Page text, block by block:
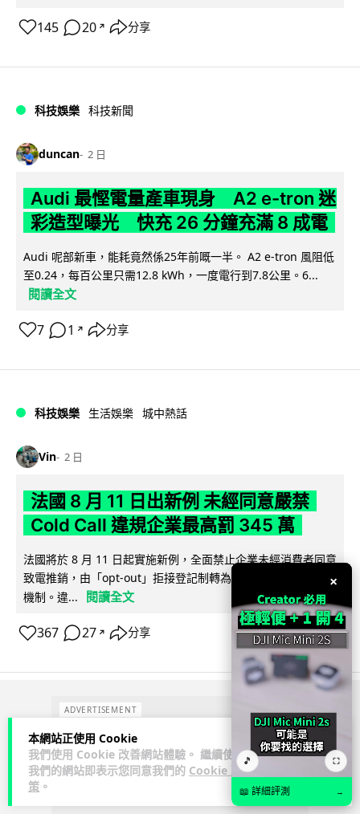
本網站正使用 Cookie
我們使用 Cookie 改善網站體驗。 繼續使用
我們的網站即表示您同意我們的 Cookie 政
策 。
145 20 ↗ 分享
科技娛樂 科技新聞
duncan 2 日
Audi 最慳電量產車現身 A2 e-tron 迷
彩造型曝光 快充 26 分鐘充滿 8 成電
Audi 呢部新車，能耗竟然係25年前嘅一半。 A2 e-tron 風阻低
至0.24，每百公里只需12.8 kWh，一度電行到7.8公里。6...
閱讀全文
7 1 ↗ 分享
科技娛樂 生活娛樂 城中熱話
Vin 2 日
法國 8 月 11 日出新例 未經同意嚴禁
Cold Call 違規企業最高罰 345 萬
法國將於 8 月 11 日起實施新例，全面禁止企業未經消費者同意
致電推銷，由「opt-out」拒接登記制轉為「opt-in」先徵同意
機制。違...
閱讀全文
367 27 ↗ 分享
ADVERTISEMENT
×
🎵 ⛶
📖 詳細評測 →